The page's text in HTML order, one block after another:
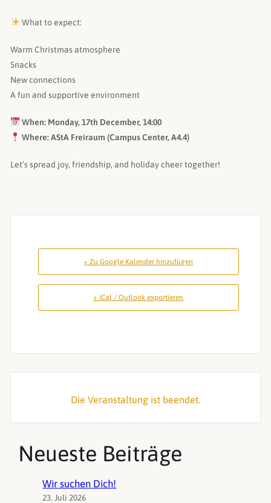
What to expect:
Warm Christmas atmosphere
Snacks
New connections
A fun and supportive environment
When: Monday, 17th December, 14:00
Where: AStA Freiraum (Campus Center, A4.4)
Let’s spread joy, friendship, and holiday cheer together!
+ Zu Google Kalender hinzufügen
+ iCal / Outlook exportieren
Die Veranstaltung ist beendet.
Neueste Beiträge
Wir suchen Dich!
23. Juli 2026